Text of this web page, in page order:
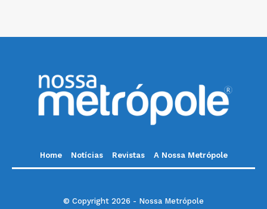
Home Notícias Revistas A Nossa Metrópole
© Copyright 2026 - Nossa Metrópole